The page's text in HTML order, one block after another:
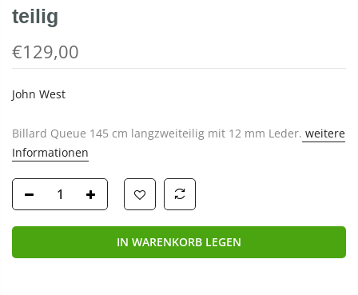
teilig
€129,00
John West
Billard Queue 145 cm langzweiteilig mit 12 mm Leder. weitere
Informationen
IN WARENKORB LEGEN